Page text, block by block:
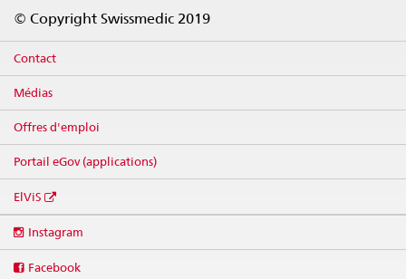
© Copyright Swissmedic 2019
Contact
Médias
Offres d'emploi
Portail eGov (applications)
ElViS
media
Instagram
Facebook